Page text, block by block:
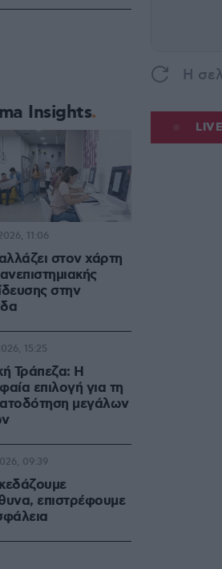
H
Insights
στον χάρτη
στην
11:06
Τράπεζα: Η
επιλογή για τη
μεγάλων
15:25
επιστρέφουμε
09:39